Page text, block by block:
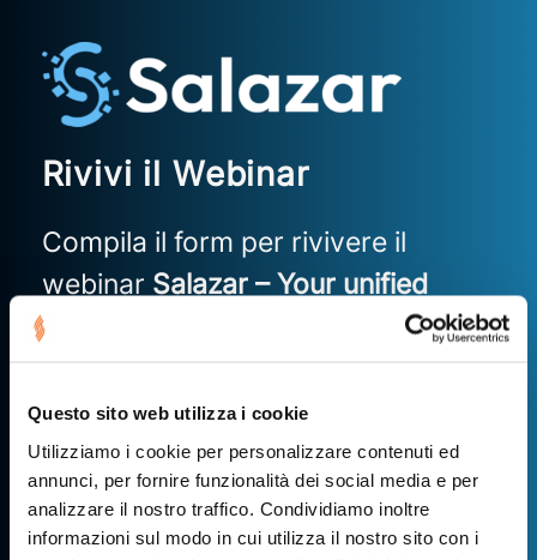
Questo sito web utilizza i cookie
Utilizziamo i cookie per personalizzare contenuti ed
annunci, per fornire funzionalità dei social media e per
analizzare il nostro traffico. Condividiamo inoltre
informazioni sul modo in cui utilizza il nostro sito con i
Rivivi il Webinar
Compila il form per rivivere il
webinar Salazar – Your unified
source of truth for RPO & RTO.